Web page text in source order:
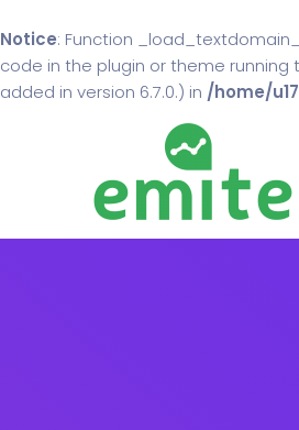
Notice: Function
code in the plugin or theme
added in version 6.7.0.) in /home/